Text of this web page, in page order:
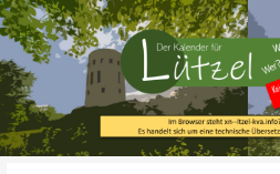
Zum
Inhalt
springen